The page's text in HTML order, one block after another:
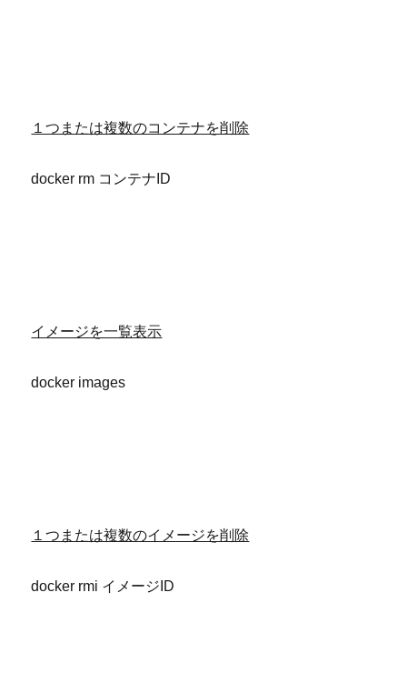
１つまたは複数のコンテナを削除
docker rm コンテナID
イメージを一覧表示
docker images
１つまたは複数のイメージを削除
docker rmi イメージID